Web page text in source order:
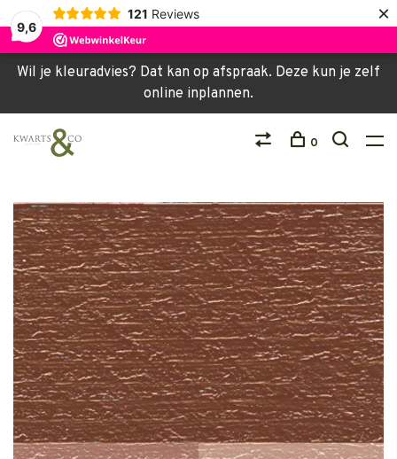
9,6
121 Reviews ×
Wil je kleuradvies? Dat kan op afspraak. Deze kun je zelf
online inplannen.
0